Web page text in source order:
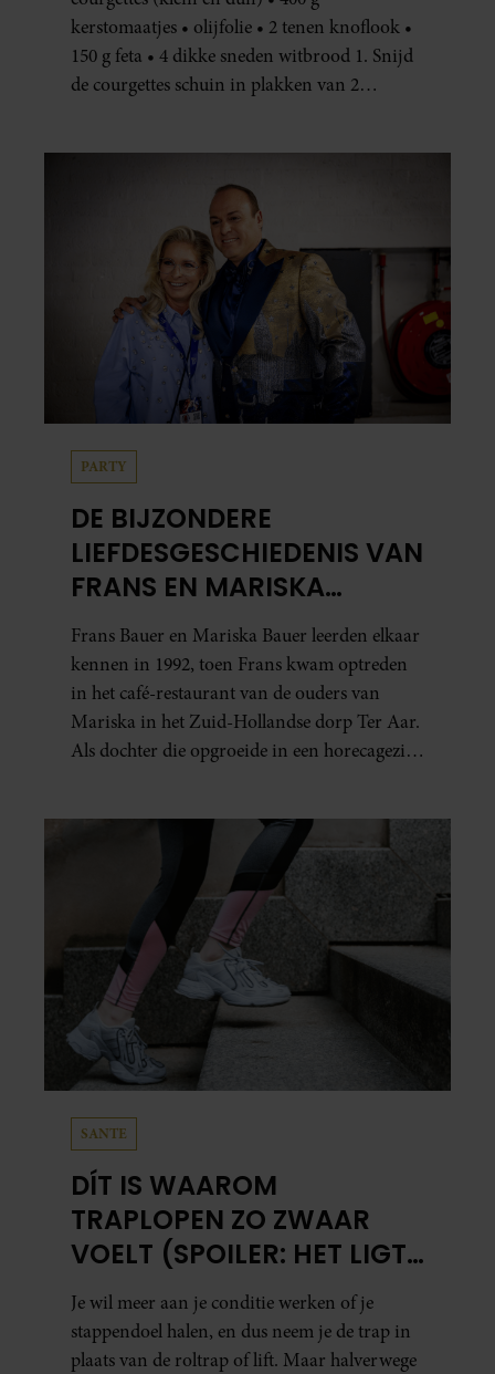
kerstomaatjes • olijfolie • 2 tenen knoflook •
150 g feta • 4 dikke sneden witbrood 1. Snijd
de courgettes schuin in plakken van 2
PARTY
DE BIJZONDERE
LIEFDESGESCHIEDENIS VAN
FRANS EN MARISKA
BAUER: OOK IN BED
ELKAARS EERSTE
Frans Bauer en Mariska Bauer leerden elkaar
kennen in 1992, toen Frans kwam optreden
in het café-restaurant van de ouders van
Mariska in het Zuid-Hollandse dorp Ter Aar.
Als dochter die opgroeide in een horecagezin
SANTE
DÍT IS WAAROM
TRAPLOPEN ZO ZWAAR
VOELT (SPOILER: HET LIGT
NIET AAN JE CONDITIE)
Je wil meer aan je conditie werken of je
stappendoel halen, en dus neem je de trap in
plaats van de roltrap of lift. Maar halverwege